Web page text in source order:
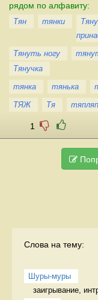
рядом по алфавиту:
Тян тянки
Тянуть ногу
Тянучка
тянка
тянька
ТЯЖ
Тя
1
Слова на тему:
Шуры-муры
заигрывание,